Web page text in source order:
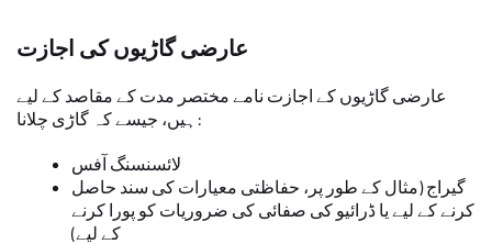
عارضی گاڑیوں کی اجازت
عارضی گاڑیوں کے اجازت نامے مختصر مدت کے مقاصد کے لیے
ہیں، جیسے کہ گاڑی چلانا:
لائسنسنگ آفس
گیراج (مثال کے طور پر، حفاظتی معیارات کی سند حاصل
کرنے کے لیے یا ڈرائیو کی صفائی کی ضروریات کو پورا کرنے
کے لیے)